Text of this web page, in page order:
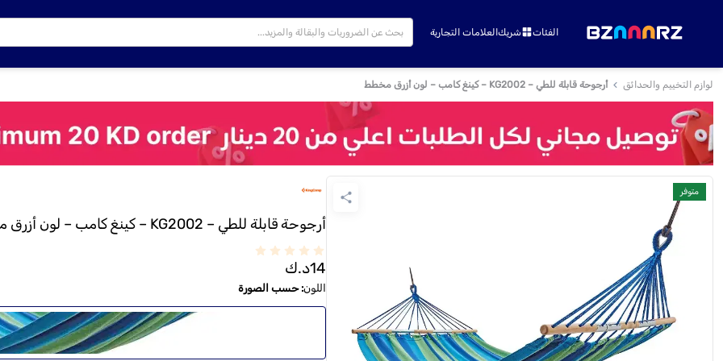
الفئات شريكالعلامات التجارية
لوازم التخييم والحدائق أرجوحة قابلة للطي – KG2002 – كينغ كامب – لون أزرق مخطط
متوفر
أرجوحة قابلة للطي – KG2002 – كينغ كامب – لون أزرق مخطط
14د.ك
اللون:حسب الصورة